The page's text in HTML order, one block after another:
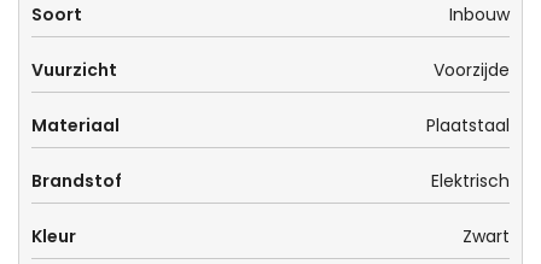
Soort Inbouw
Vuurzicht Voorzijde
Materiaal Plaatstaal
Brandstof Elektrisch
Kleur Zwart